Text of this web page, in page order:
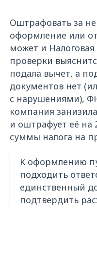
Оштрафовать за
оформление или
может и Налоговая
проверки
подала вычет, а
документов нет
с нарушениями),
компания
и оштрафует её на
суммы налога на
К оформлению
подходить
единственный
подтвердить